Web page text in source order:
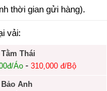
thời gian gửi hàng).
vải:
Thái
Áo- 310,000 đ/Bộ
Bảo Anh